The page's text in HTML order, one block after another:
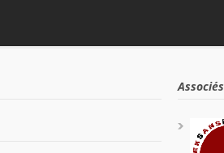
Associés